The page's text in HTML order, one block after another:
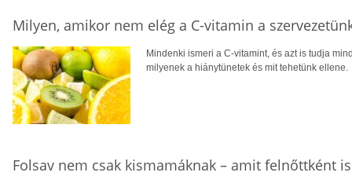
Milyen, amikor nem elég a C-vitamin a
Mindenki ismeri a C-vitamint, és azt is tudja
milyenek a hiánytünetek és mit tehetünk ellene.
Folsav nem csak kismamáknak – amit felnőttként